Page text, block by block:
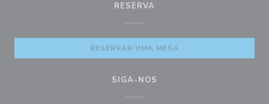
RESERVA
RESERVAR UMA MESA
SIGA-NOS